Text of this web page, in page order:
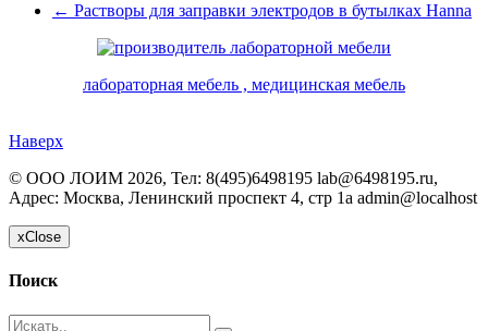
← Растворы для заправки электродов в бутылках Hanna
лабораторная мебель , медицинская мебель
Наверх
© ООО ЛОИМ 2026, Тел: 8(495)6498195 lab@6498195.ru,
Адрес: Москва, Ленинский проспект 4, стр 1а admin@localhost
xClose
Поиск